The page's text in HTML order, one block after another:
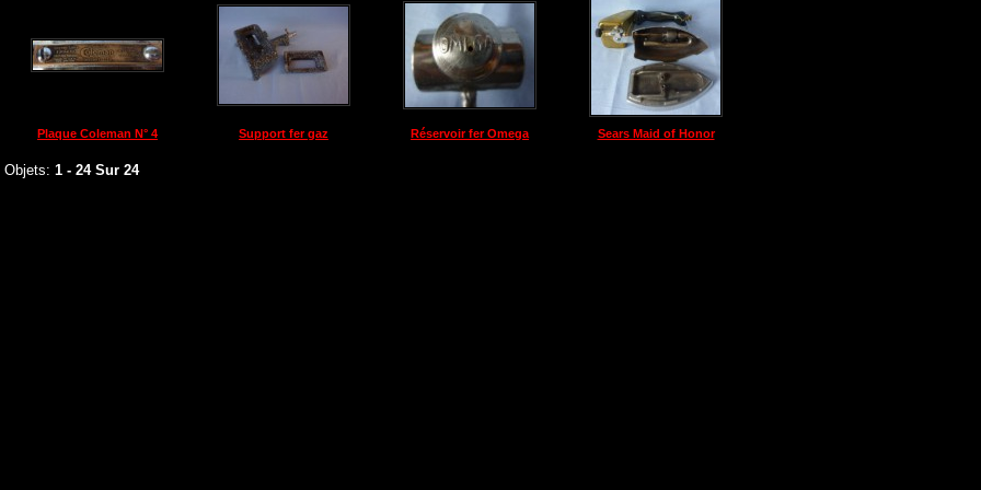
Plaque Coleman N° 4 Support fer gaz Réservoir fer Omega Sears Maid of Honor
Objets: 1 - 24 Sur 24